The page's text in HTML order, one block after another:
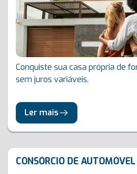
Conquiste sua casa própria de
sem juros variáveis.
Ler mais
CONSÓRCIO DE AUTOMÓVEL